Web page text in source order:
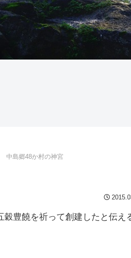
中島郷48か村の神宮
豊饒を祈って創建したと伝え